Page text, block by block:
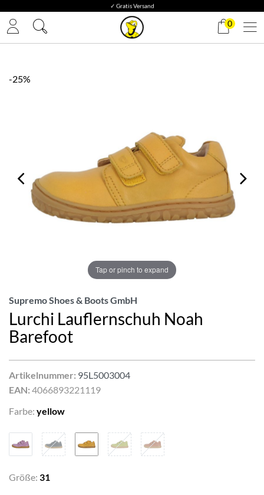
✓ Gratis Versand
0
-25%
Tap or pinch to expand
Supremo Shoes & Boots GmbH
Lurchi Lauflernschuh Noah
Barefoot
Artikelnummer: 95L5003004
EAN: 4066893221119
Farbe: yellow
Größe: 31